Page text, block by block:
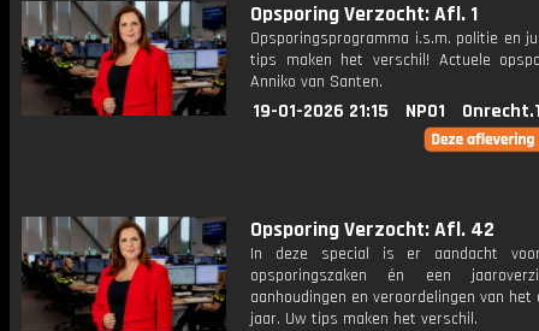
Opsporing Verzocht: Afl. 1
Opsporingsprogramma i.s.m. politie en
tips maken het verschil! Actuele
Anniko van Santen.
19-01-2026 21:15 NPO1
Opsporing Verzocht: Afl. 42
In deze special is er aandacht
opsporingszaken én een
aanhoudingen en veroordelingen van het
jaar. Uw tips maken het verschil.